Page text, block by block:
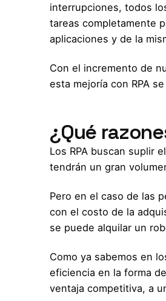
interrupciones, todos
tareas completamente
aplicaciones y de la
Con el incremento de
esta mejoría con RPA
¿Qué
Los RPA buscan suplir
tendrán un gran
Pero en el caso de las
con el costo de la
se puede alquilar un
Como ya sabemos en
eficiencia en la forma
ventaja competitiva, a